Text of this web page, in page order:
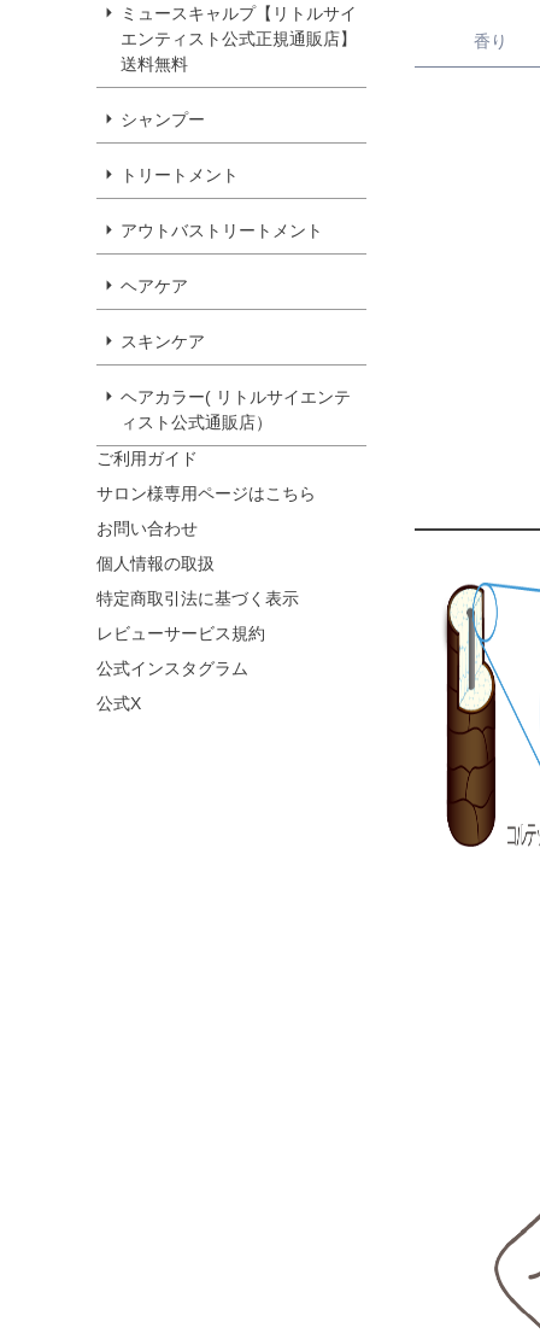
ミュースキャルプ【リトルサイ
エンティスト公式正規通販店】
送料無料
シャンプー
トリートメント
アウトバストリートメント
ヘアケア
スキンケア
ヘアカラー( リトルサイエンテ
ィスト公式通販店）
ご利用ガイド
サロン様専用ページはこちら
お問い合わせ
個人情報の取扱
特定商取引法に基づく表示
レビューサービス規約
公式インスタグラム
公式X
香り